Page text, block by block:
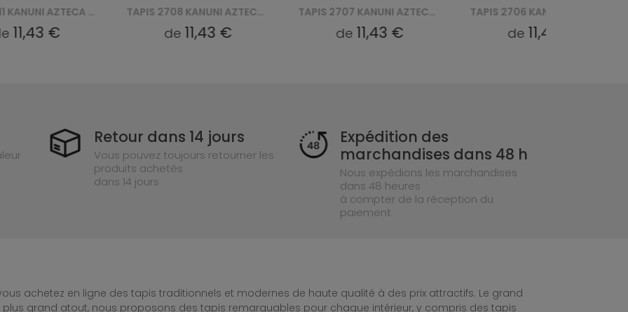
TAPIS 2711 KANUNI AZTECA BAWEŁNIANY
11,43 €
TAPIS 2708 KANUNI AZTECA BAWEŁNIANY
de11,43 €
TAPIS 2707 KANUNI AZTECA BAWEŁNIANY
de11,43 € de11,43 €
Retour dans 14 jours
Vous pouvez toujours retourner les
produits achetés
dans 14 jours
Expédition des
marchandises dans 48 h
Nous expédions les marchandises
dans 48 heures
à compter de la réception du
paiement
vous achetez en ligne des tapis traditionnels et modernes de haute qualité à des prix attractifs. Le grand
plus grand atout, nous proposons des tapis remarquables pour chaque intérieur, y compris des tapis